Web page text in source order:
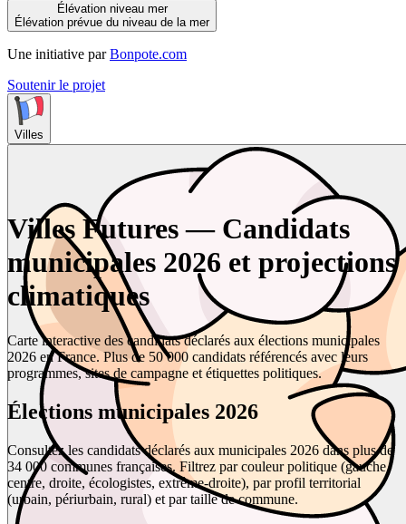
Élévation niveau mer
Élévation prévue du niveau de la mer
Une initiative par Bonpote.com
Soutenir le projet
Villes
Villes Futures — Candidats
municipales 2026 et projections
climatiques
Carte interactive des candidats déclarés aux élections municipales
2026 en France. Plus de 50 000 candidats référencés avec leurs
programmes, sites de campagne et étiquettes politiques.
Élections municipales 2026
Consultez les candidats déclarés aux municipales 2026 dans plus de
34 000 communes françaises. Filtrez par couleur politique (gauche,
centre, droite, écologistes, extrême-droite), par profil territorial
(urbain, périurbain, rural) et par taille de commune.